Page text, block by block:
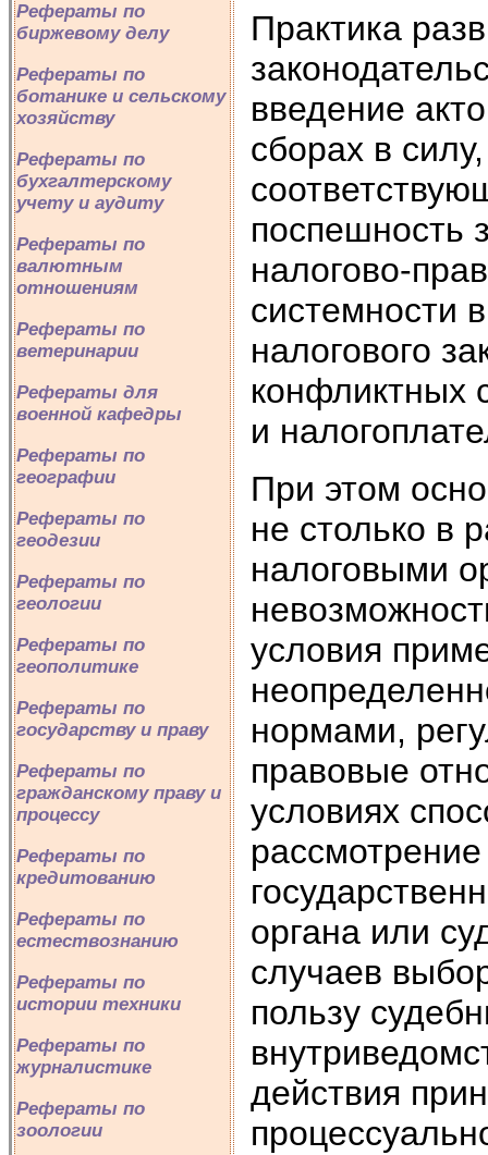
Рефераты по
биржевому делу
Рефераты по
ботанике и сельскому
хозяйству
Рефераты по
бухгалтерскому
учету и аудиту
Рефераты по
валютным
отношениям
Рефераты по
ветеринарии
Рефераты для
военной кафедры
Рефераты по
географии
Рефераты по
геодезии
Рефераты по
геологии
Рефераты по
геополитике
Рефераты по
государству и праву
Рефераты по
гражданскому праву и
процессу
Рефераты по
кредитованию
Рефераты по
естествознанию
Рефераты по
истории техники
Рефераты по
журналистике
Рефераты по
зоологии
Практика
введение
сборах в
поспешность
налогово-
системности
налогового
конфликтных
и
При этом
не столько в
налоговыми
условия
нормами,
правовые
условиях
органа или
случаев
пользу
действия